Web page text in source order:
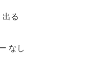
出る
なし